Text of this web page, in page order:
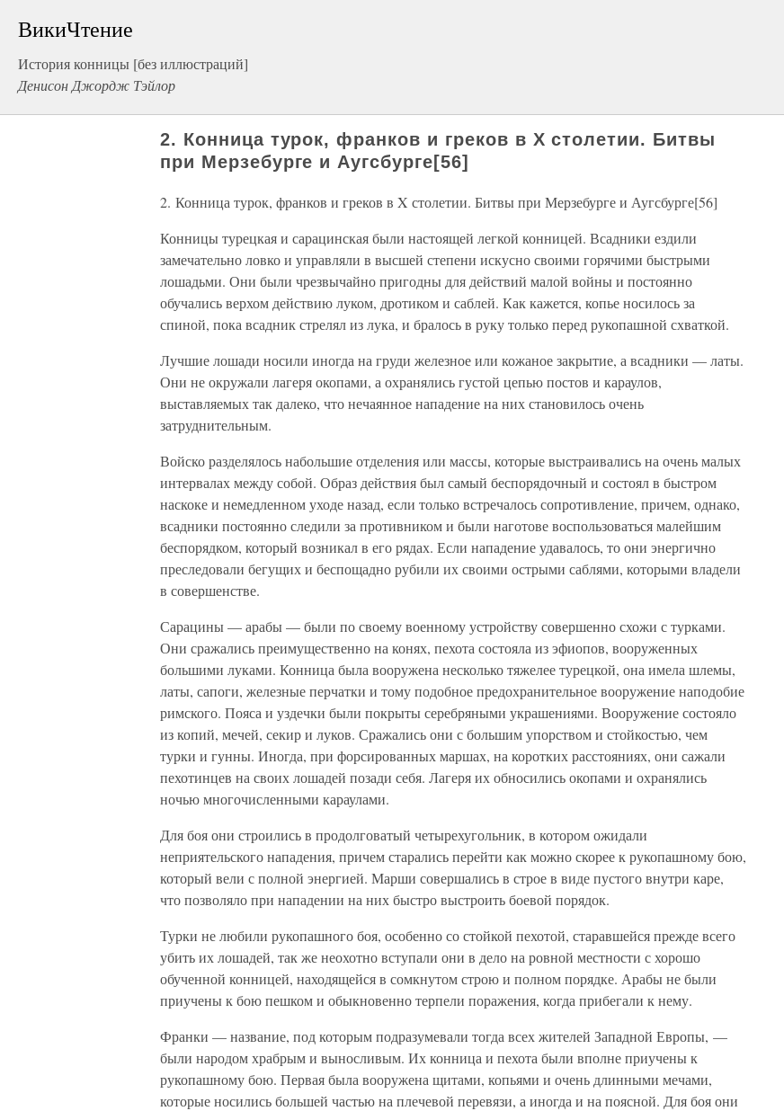
ВикиЧтение
История конницы [без иллюстраций]
Денисон Джордж Тэйлор
2. Конница турок, франков и греков в X столетии. Битвы
при Мерзебурге и Аугсбурге[56]
2. Конница турок, франков и греков в X столетии. Битвы при Мерзебурге и Аугсбурге[56]
Конницы турецкая и сарацинская были настоящей легкой конницей. Всадники ездили
замечательно ловко и управляли в высшей степени искусно своими горячими быстрыми
лошадьми. Они были чрезвычайно пригодны для действий малой войны и постоянно
обучались верхом действию луком, дротиком и саблей. Как кажется, копье носилось за
спиной, пока всадник стрелял из лука, и бралось в руку только перед рукопашной схваткой.
Лучшие лошади носили иногда на груди железное или кожаное закрытие, а всадники — латы.
Они не окружали лагеря окопами, а охранялись густой цепью постов и караулов,
выставляемых так далеко, что нечаянное нападение на них становилось очень
затруднительным.
Войско разделялось набольшие отделения или массы, которые выстраивались на очень малых
интервалах между собой. Образ действия был самый беспорядочный и состоял в быстром
наскоке и немедленном уходе назад, если только встречалось сопротивление, причем, однако,
всадники постоянно следили за противником и были наготове воспользоваться малейшим
беспорядком, который возникал в его рядах. Если нападение удавалось, то они энергично
преследовали бегущих и беспощадно рубили их своими острыми саблями, которыми владели
в совершенстве.
Сарацины — арабы — были по своему военному устройству совершенно схожи с турками.
Они сражались преимущественно на конях, пехота состояла из эфиопов, вооруженных
большими луками. Конница была вооружена несколько тяжелее турецкой, она имела шлемы,
латы, сапоги, железные перчатки и тому подобное предохранительное вооружение наподобие
римского. Пояса и уздечки были покрыты серебряными украшениями. Вооружение состояло
из копий, мечей, секир и луков. Сражались они с большим упорством и стойкостью, чем
турки и гунны. Иногда, при форсированных маршах, на коротких расстояниях, они сажали
пехотинцев на своих лошадей позади себя. Лагеря их обносились окопами и охранялись
ночью многочисленными караулами.
Для боя они строились в продолговатый четырехугольник, в котором ожидали
неприятельского нападения, причем старались перейти как можно скорее к рукопашному бою,
который вели с полной энергией. Марши совершались в строе в виде пустого внутри каре,
что позволяло при нападении на них быстро выстроить боевой порядок.
Турки не любили рукопашного боя, особенно со стойкой пехотой, старавшейся прежде всего
убить их лошадей, так же неохотно вступали они в дело на ровной местности с хорошо
обученной конницей, находящейся в сомкнутом строю и полном порядке. Арабы не были
приучены к бою пешком и обыкновенно терпели поражения, когда прибегали к нему.
Франки — название, под которым подразумевали тогда всех жителей Западной Европы, —
были народом храбрым и выносливым. Их конница и пехота были вполне приучены к
рукопашному бою. Первая была вооружена щитами, копьями и очень длинными мечами,
которые носились большей частью на плечевой перевязи, а иногда и на поясной. Для боя они